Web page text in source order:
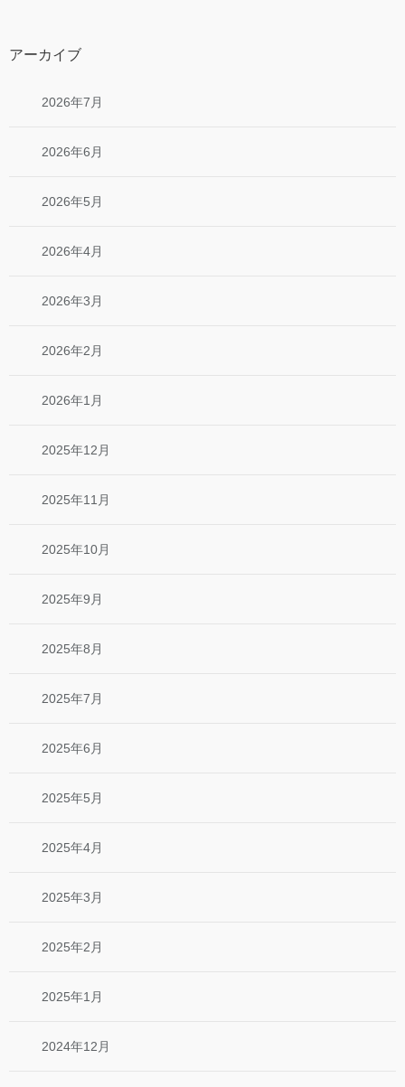
アーカイブ
2026年7月
2026年6月
2026年5月
2026年4月
2026年3月
2026年2月
2026年1月
2025年12月
2025年11月
2025年10月
2025年9月
2025年8月
2025年7月
2025年6月
2025年5月
2025年4月
2025年3月
2025年2月
2025年1月
2024年12月